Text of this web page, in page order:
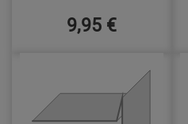
9,95 €